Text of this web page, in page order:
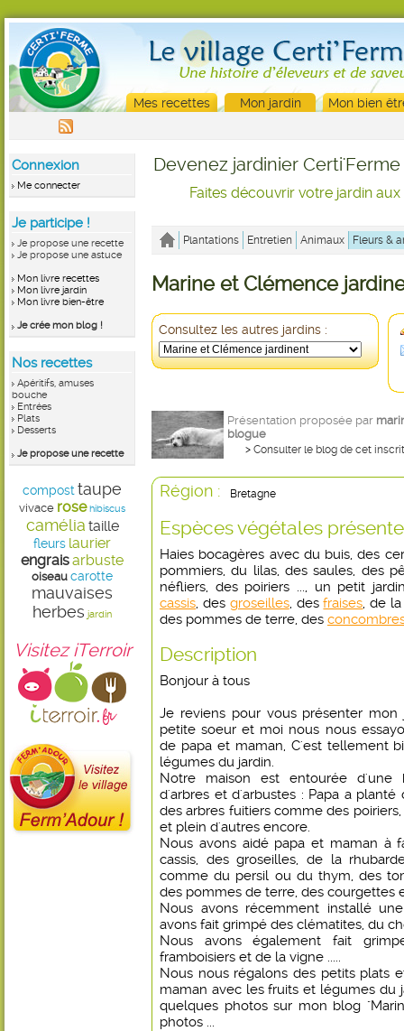
Mes recettes Mon jardin Mon bien
Connexion
Me connecter
Je participe !
Je propose une recette
Je propose une astuce
Mon livre recettes
Mon livre jardin
Mon livre bien-être
Je crée mon blog !
Nos recettes
Apéritifs, amuses
bouche
Entrées
Plats
Desserts
Je propose une recette
compost taupe
vivace rose hibiscus
camélia taille
fleurs laurier
engraisarbuste
oiseau carotte
mauvaises
herbes jardin
Visitez iTerroir
Devenez jardinier Certi'Ferme
Faites découvrir votre jardin
Plantations Entretien Animaux Fleurs &
Marine et Clémence
Consultez les autres jardins :
Présentation proposée par
blogue
> Consulter le blog de cet inscrit
Région : Bretagne
Espèces végétales
Haies bocagères avec du buis, des
pommiers, du lilas, des saules, des
néfliers, des poiriers ..., un petit
cassis, des groseilles, desfraises, de
des pommes de terre, des
Description
Bonjour à tous
Je reviens pour vous présenter mon
petite soeur et moi nous nous
de papa et maman, C'est tellement
légumes du jardin.
Notre maison est entourée d'une
d'arbres et d'arbustes : Papa a planté
des arbres fuitiers comme des
et plein d'autres encore.
Nous avons aidé papa et maman à
cassis, des groseilles, de la
comme du persil ou du thym, des
des pommes de terre, des courgettes
Nous avons récemment installé
avons fait grimpé des clématites, du
Nous avons également fait
framboisiers et de la vigne .....
Nous nous régalons des petits plats
maman avec les fruits et légumes du
quelques photos sur mon blog
photos ...